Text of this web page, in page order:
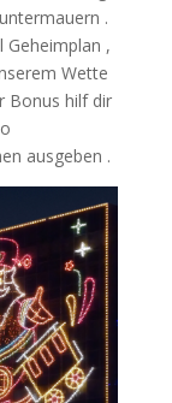
.
Geheimplan ,
Wette
Bonus hilf dir
ausgeben .